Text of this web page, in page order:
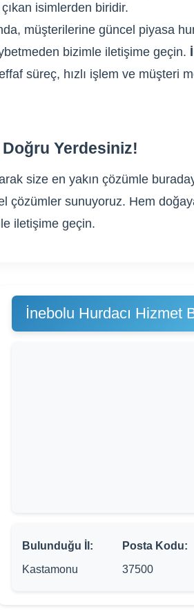
isimlerden biridir.
müşterilerine güncel piyasa
bizimle iletişime geçin.
süreç, hızlı işlem ve müşteri
Doğru Yerdesiniz!
size en yakın çözümle
çözümler sunuyoruz. Hem
iletişime geçin.
İnebolu Hurdacı Hizmet
Bulunduğu İl:
Kastamonu
Posta Kodu:
37500